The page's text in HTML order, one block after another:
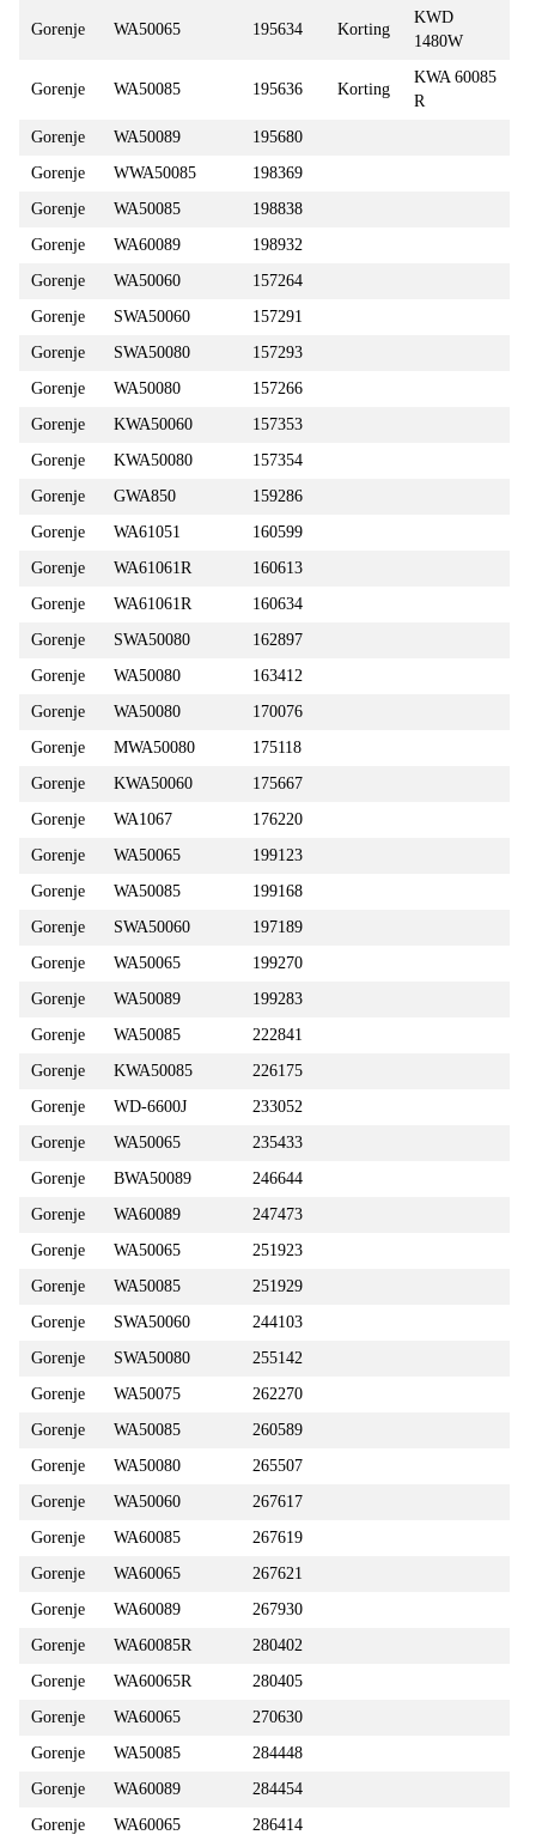
Gorenje WA50065 195634 Korting
KWD
1480W
Gorenje WA50085 195636 Korting
KWA 60085
R
Gorenje
WA50089
195680
Gorenje
WWA50085
198369
Gorenje
WA50085
198838
Gorenje
WA60089
198932
Gorenje
WA50060
157264
Gorenje
SWA50060
157291
Gorenje
SWA50080
157293
Gorenje
WA50080
157266
Gorenje
KWA50060
157353
Gorenje
KWA50080
157354
Gorenje
GWA850
159286
Gorenje
WA61051
160599
Gorenje
WA61061R
160613
Gorenje
WA61061R
160634
Gorenje
SWA50080
162897
Gorenje
WA50080
163412
Gorenje
WA50080
170076
Gorenje
MWA50080
175118
Gorenje
KWA50060
175667
Gorenje
WA1067
176220
Gorenje
WA50065
199123
Gorenje
WA50085
199168
Gorenje
SWA50060
197189
Gorenje
WA50065
199270
Gorenje
WA50089
199283
Gorenje
WA50085
222841
Gorenje
KWA50085
226175
Gorenje
WD-6600J
233052
Gorenje
WA50065
235433
Gorenje
BWA50089
246644
Gorenje
WA60089
247473
Gorenje
WA50065
251923
Gorenje
WA50085
251929
Gorenje
SWA50060
244103
Gorenje
SWA50080
255142
Gorenje
WA50075
262270
Gorenje
WA50085
260589
Gorenje
WA50080
265507
Gorenje
WA50060
267617
Gorenje
WA60085
267619
Gorenje
WA60065
267621
Gorenje
WA60089
267930
Gorenje
WA60085R
280402
Gorenje
WA60065R
280405
Gorenje
WA60065
270630
Gorenje
WA50085
284448
Gorenje
WA60089
284454
Gorenje
WA60065
286414